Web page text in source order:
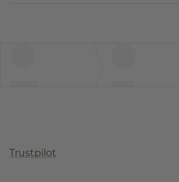
Trustpilot